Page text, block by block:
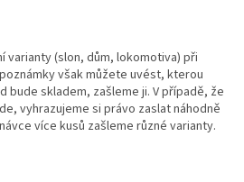
varianty (slon, dům, lokomotiva) při
však můžete uvést, kterou
bude skladem, zašleme ji. V případě, že
vyhrazujeme si právo zaslat náhodně
více kusů zašleme různé varianty.